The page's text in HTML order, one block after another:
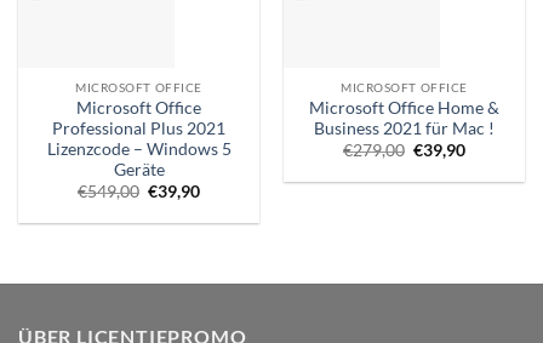
MICROSOFT OFFICE
Microsoft Office
Professional Plus 2021
Lizenzcode – Windows 5
Geräte
€549,00 Ursprünglicher
Preis
war:
€39,90Aktueller
ist:
MICROSOFT OFFICE
Microsoft Office Home &
Business 2021 für Mac !
€279,00 Ursprünglicher
Preis
war:
€39,90Aktueller
ist:
ÜBER LICENTIEPROMO